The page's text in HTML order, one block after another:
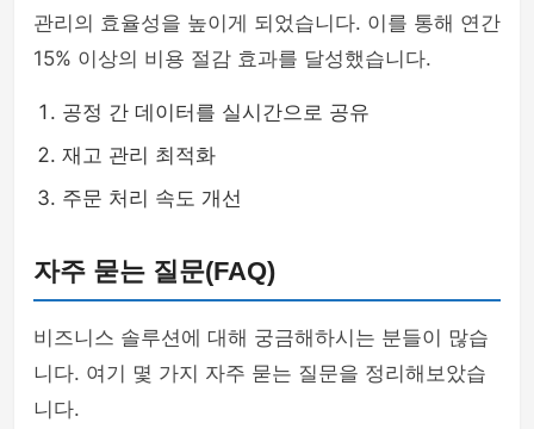
관리의 효율성을 높이게 되었습니다. 이를 통해 연간
15% 이상의 비용 절감 효과를 달성했습니다.
공정 간 데이터를 실시간으로 공유
재고 관리 최적화
주문 처리 속도 개선
자주 묻는 질문(FAQ)
비즈니스 솔루션에 대해 궁금해하시는 분들이 많습
니다. 여기 몇 가지 자주 묻는 질문을 정리해보았습
니다.